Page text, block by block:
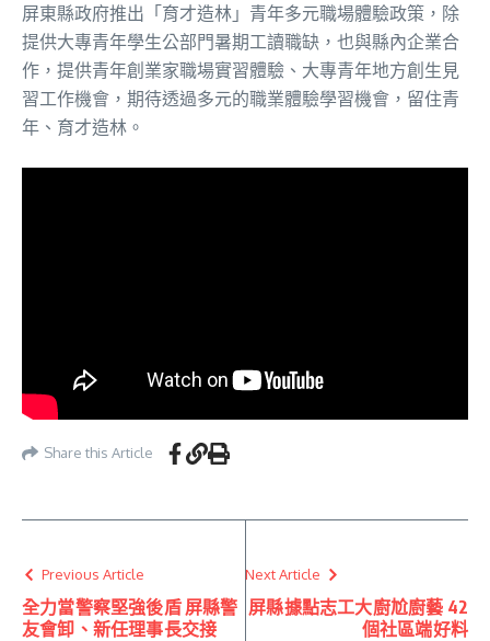
屏東縣政府推出「育才造林」青年多元職場體驗政策，除
提供大專青年學生公部門暑期工讀職缺，也與縣內企業合
作，提供青年創業家職場實習體驗、大專青年地方創生見
習工作機會，期待透過多元的職業體驗學習機會，留住青
年、育才造林。
Share this Article
Previous Article
全力當警察堅強後盾 屏縣警
友會卸、新任理事長交接
Next Article
屏縣據點志工大廚尬廚藝 42
個社區端好料